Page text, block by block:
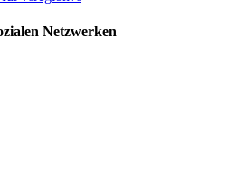
Netzwerken